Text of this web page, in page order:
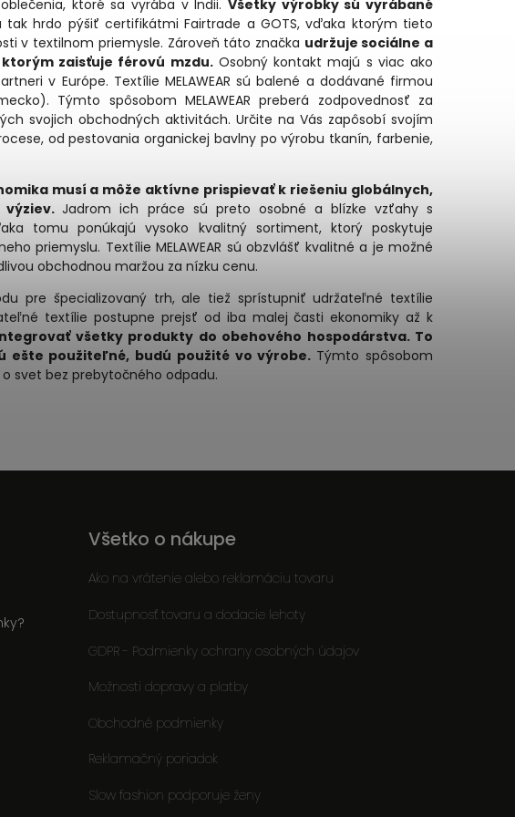
ktoré sa vyrába v Indii.Všetky výrobky sú vyrábané
hrdo pýšiť certifikátmi Fairtrade a GOTS, vďaka ktorým tieto
v textilnom priemysle. Zároveň táto značka udržuje sociálne a
zaisťuje férovú mzdu.Osobný kontakt majú s viac ako
v Európe. Textílie MELAWEAR sú balené a dodávané firmou
Týmto spôsobom MELAWEAR preberá zodpovednosť za
svojich obchodných aktivitách. Určite na Vás zapôsobí svojím
od pestovania organickej bavlny po výrobu tkanín, farbenie,
musí a môže aktívne prispievať k riešeniu globálnych,
výziev.Jadrom ich práce sú preto osobné a blízke vzťahy s
tomu ponúkajú vysoko kvalitný sortiment, ktorý poskytuje
priemyslu. Textílie MELAWEAR sú obzvlášť kvalitné a je možné
obchodnou maržou za nízku cenu.
pre špecializovaný trh, ale tiež sprístupniť udržateľné textílie
textílie postupne prejsť od iba malej časti ekonomiky až k
všetky produkty do obehového hospodárstva. To
ešte použiteľné, budú použité vo výrobe. Týmto spôsobom
o svet bez prebytočného odpadu.
Všetko o nákupe
Ako na vrátenie alebo reklamáciu tovaru
Dostupnosť tovaru a dodacie lehoty
GDPR - Podmienky ochrany osobných údajov
Možnosti dopravy a platby
Obchodné podmienky
Reklamačný poriadok
Slow fashion podporuje ženy